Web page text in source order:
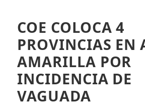
COE COLOCA 4
PROVINCIAS EN
AMARILLA POR
INCIDENCIA DE
VAGUADA